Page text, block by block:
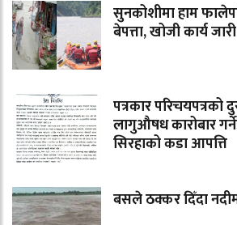
सुनकोशीमा हाम
बेपत्ता, खोजी कार्य जारी
पत्रकार परिचयपत्रको
लागुऔषध कारोबार
सिरहाको कडा आपत्ति
बसले ठक्कर दिँदा